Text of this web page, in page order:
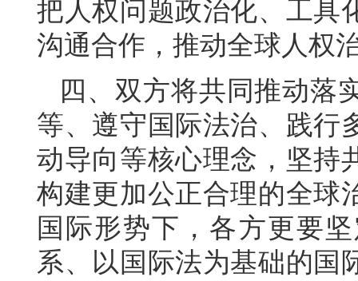
把人权问题政治化、工具
沟通合作，推动全球人权
四、双方将共同推动落
等、遵守国际法治、践行
动导向等核心理念，坚持
构建更加公正合理的全球
国际形势下，各方更要
系、以国际法为基础的国